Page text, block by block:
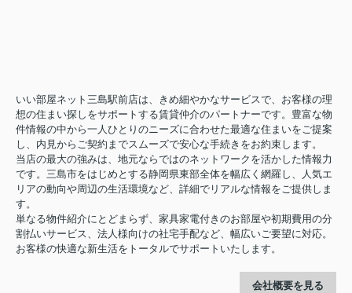
いい部屋ネット三島駅前店は、きめ細やかなサービスで、お客様の理
想の住まい探しをサポートする賃貸仲介のパートナーです。豊富な物
件情報の中から一人ひとりのニーズに合わせた最適な住まいをご提案
し、内見からご契約までスムーズで安心な手続きをお約束します。
当店の最大の強みは、地元ならではのネットワークを活かした情報力
です。三島市をはじめとする静岡県東部全体を幅広く網羅し、人気エ
リアの動向や周辺の生活環境など、詳細でリアルな情報をご提供しま
す。
単なる物件紹介にとどまらず、家具家電付きのお部屋や初期費用の分
割払いサービス、法人様向けの社宅手配など、幅広いご要望に対応。
お客様の快適な新生活をトータルでサポートいたします。
会社概要を見る